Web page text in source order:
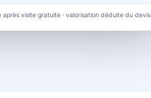
après visite gratuite · valorisation déduite du devis